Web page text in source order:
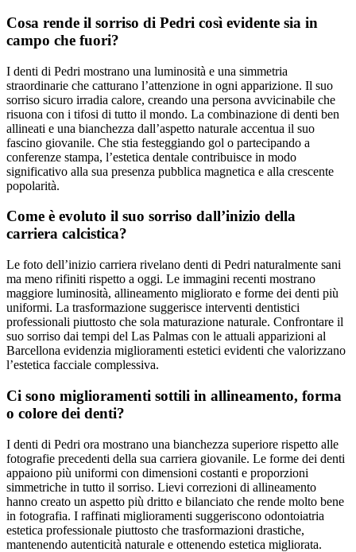
Cosa rende il sorriso di Pedri così evidente sia in
campo che fuori?
I denti di Pedri mostrano una luminosità e una simmetria
straordinarie che catturano l’attenzione in ogni apparizione. Il suo
sorriso sicuro irradia calore, creando una persona avvicinabile che
risuona con i tifosi di tutto il mondo. La combinazione di denti ben
allineati e una bianchezza dall’aspetto naturale accentua il suo
fascino giovanile. Che stia festeggiando gol o partecipando a
conferenze stampa, l’estetica dentale contribuisce in modo
significativo alla sua presenza pubblica magnetica e alla crescente
popolarità.
Come è evoluto il suo sorriso dall’inizio della
carriera calcistica?
Le foto dell’inizio carriera rivelano denti di Pedri naturalmente sani
ma meno rifiniti rispetto a oggi. Le immagini recenti mostrano
maggiore luminosità, allineamento migliorato e forme dei denti più
uniformi. La trasformazione suggerisce interventi dentistici
professionali piuttosto che sola maturazione naturale. Confrontare il
suo sorriso dai tempi del Las Palmas con le attuali apparizioni al
Barcellona evidenzia miglioramenti estetici evidenti che valorizzano
l’estetica facciale complessiva.
Ci sono miglioramenti sottili in allineamento, forma
o colore dei denti?
I denti di Pedri ora mostrano una bianchezza superiore rispetto alle
fotografie precedenti della sua carriera giovanile. Le forme dei denti
appaiono più uniformi con dimensioni costanti e proporzioni
simmetriche in tutto il sorriso. Lievi correzioni di allineamento
hanno creato un aspetto più dritto e bilanciato che rende molto bene
in fotografia. I raffinati miglioramenti suggeriscono odontoiatria
estetica professionale piuttosto che trasformazioni drastiche,
mantenendo autenticità naturale e ottenendo estetica migliorata.